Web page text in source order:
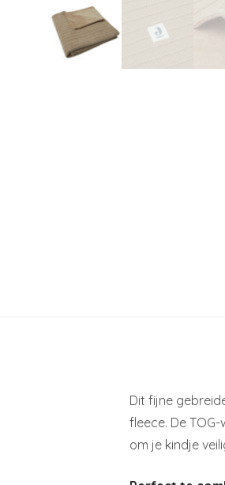
Dit fijne
fleece. De
om je kindje